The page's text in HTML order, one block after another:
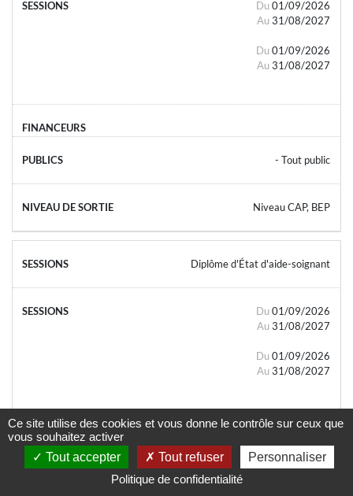
Du 01/09/2026
Au 31/08/2027
Du 01/09/2026
Au 31/08/2027
- Tout public
Niveau CAP, BEP
Diplôme d'État d'aide-soignant
Du 01/09/2026
Au 31/08/2027
Du 01/09/2026
Au 31/08/2027
- Tout public
Ce site utilise des cookies et vous donne le contrôle sur ceux que
vous souhaitez activer
Tout accepter
Tout refuser
Personnaliser
Politique de confidentialité